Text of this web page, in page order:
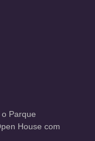
Parque
House com